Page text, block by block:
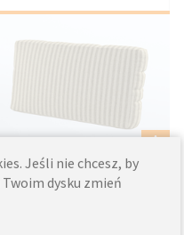
Jeśli nie chcesz, by
dysku zmień